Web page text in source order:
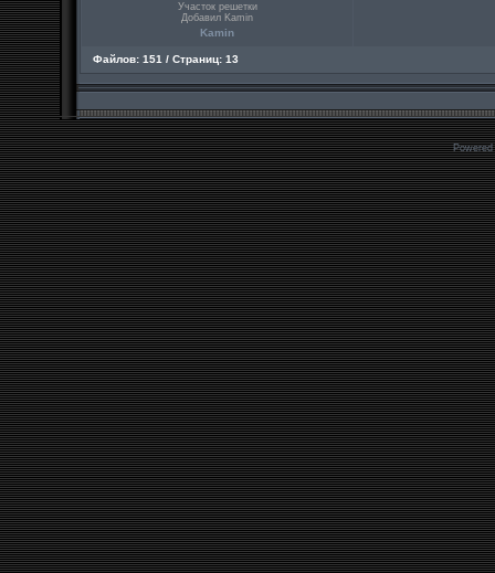
Участок решетки
Добавил Kamin
Kamin
Файлов: 151 / Страниц: 13